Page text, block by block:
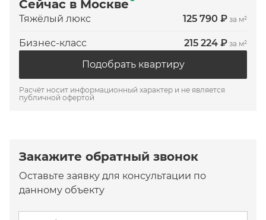
Сейчас в Москве
Тяжёлый люкс 125 790 ₽ за м²
Бизнес-класс 215 224 ₽ за м²
Подобрать квартиру
Расчёт носит информационный характер и не является
публичной офертой
Закажите обратный звонок
Оставьте заявку для консультации по
данному объекту